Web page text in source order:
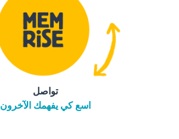
تواصل
اسع كي يفهمك الآخرون